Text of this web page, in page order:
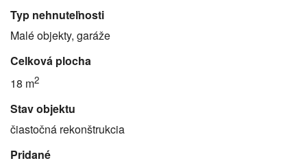
Typ nehnuteľnosti
Malé objekty, garáže
Celková plocha
18 m2
Stav objektu
čiastočná rekonštrukcia
Pridané